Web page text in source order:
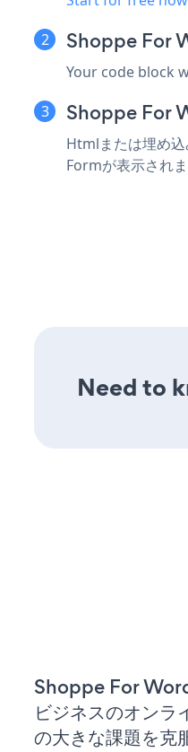
Shoppe For
Your code block
Shoppe For
Htmlまたは埋め
Formが表示されま
Need to
Shoppe For
ビジネスのオンラ
の大きな課題を克